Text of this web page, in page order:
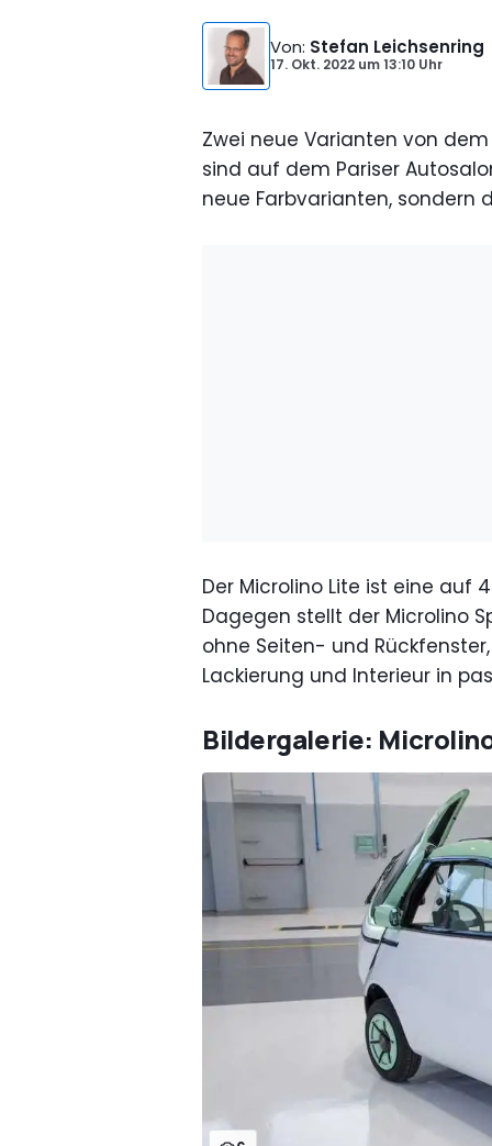
Von: Stefan Leichsenring
17. Okt. 2022 um13:10 Uhr
Zwei neue Varianten von
sind auf dem Pariser
neue Farbvarianten,
Der Microlino Lite ist eine auf
Dagegen stellt der Microlino
ohne Seiten- und
Lackierung und Interieur in
Bildergalerie: